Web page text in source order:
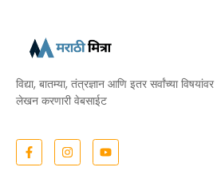
विद्या, बातम्या, तंत्रज्ञान आणि इतर सर्वांच्या विषयांवर
लेखन करणारी वेबसाईट